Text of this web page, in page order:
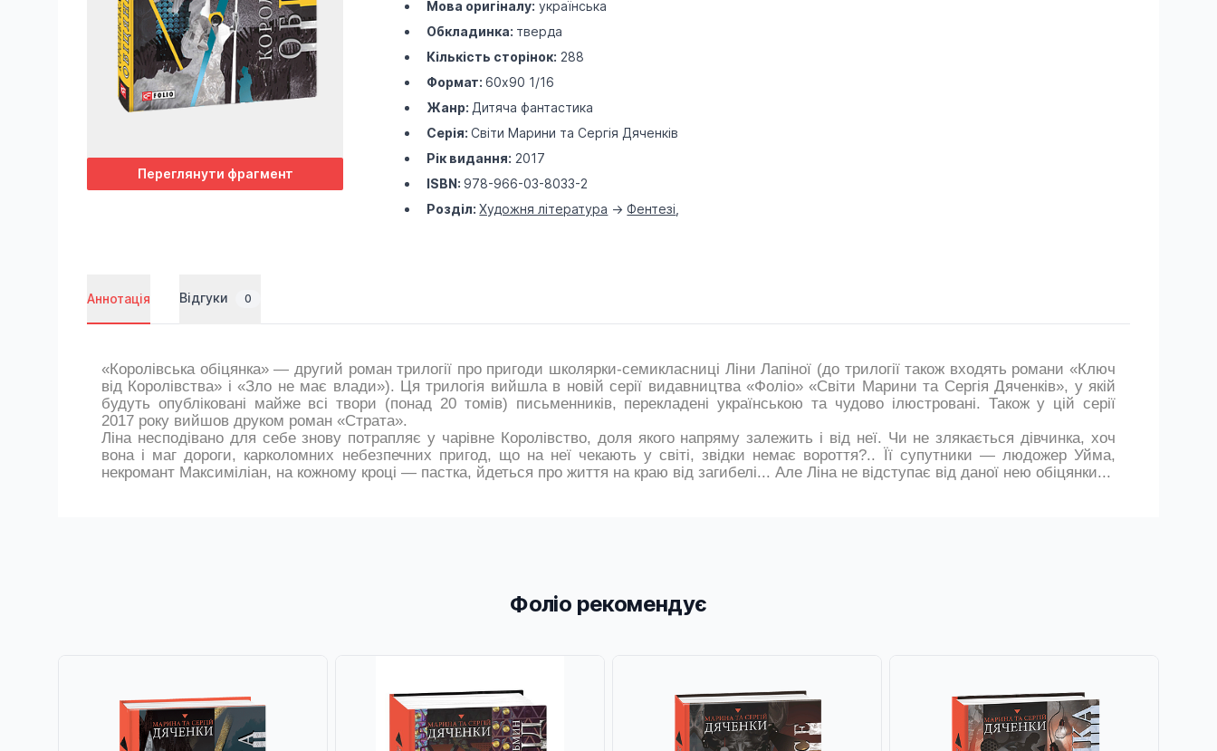
Переглянути фрагмент
Мова оригіналу: українська
Обкладинка: тверда
Кількість сторінок: 288
Формат:60х90 1/16
Жанр: Дитяча фантастика
Серія:Світи Марини та Сергія Дяченків
Рік видання: 2017
ISBN:978-966-03-8033-2
Розділ:Художня література ->Фентезі
Аннотація Відгуки 0
«Королівська обіцянка» — другий роман трилогії про пригоди школярки-семикласниці Ліни Лапіної (до трилогії також входять романи «Ключ
від Королівства» і «Зло не має влади»). Ця трилогія вийшла в новій серії видавництва «Фоліо» «Світи Марини та Сергія Дяченків», у якій
будуть опубліковані майже всі твори (понад 20 томів) письменників, перекладені українською та чудово ілюстровані. Також у цій серії
2017 року вийшов друком роман «Страта».
Ліна несподівано для себе знову потрапляє у чарівне Королівство, доля якого напряму залежить і від неї. Чи не злякається дівчинка, хоч
вона і маг дороги, карколомних небезпечних пригод, що на неї чекають у світі, звідки немає вороття?.. Її супутники — людожер Уйма,
некромант Максиміліан, на кожному кроці — пастка, йдеться про життя на краю від загибелі... Але Ліна не відступає від даної нею обіцянки...
Фоліо рекомендує